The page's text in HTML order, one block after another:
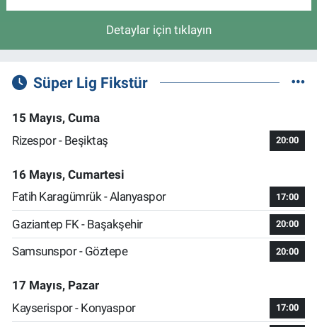
Detaylar için tıklayın
Süper Lig Fikstür
15 Mayıs, Cuma
Rizespor - Beşiktaş
20:00
16 Mayıs, Cumartesi
Fatih Karagümrük - Alanyaspor
17:00
Gaziantep FK - Başakşehir 20:00
Samsunspor - Göztepe 20:00
17 Mayıs, Pazar
Kayserispor - Konyaspor
17:00